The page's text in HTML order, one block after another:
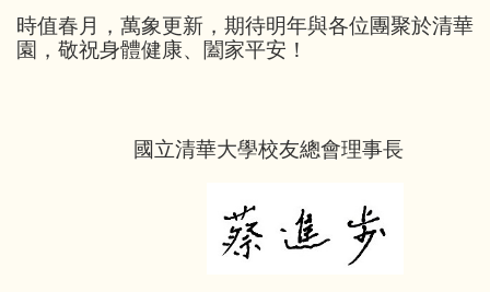
時值春月，萬象更新，期待明年與各位團聚於清華
園，敬祝身體健康、闔家平安！
國立清華大學校友總會理事長